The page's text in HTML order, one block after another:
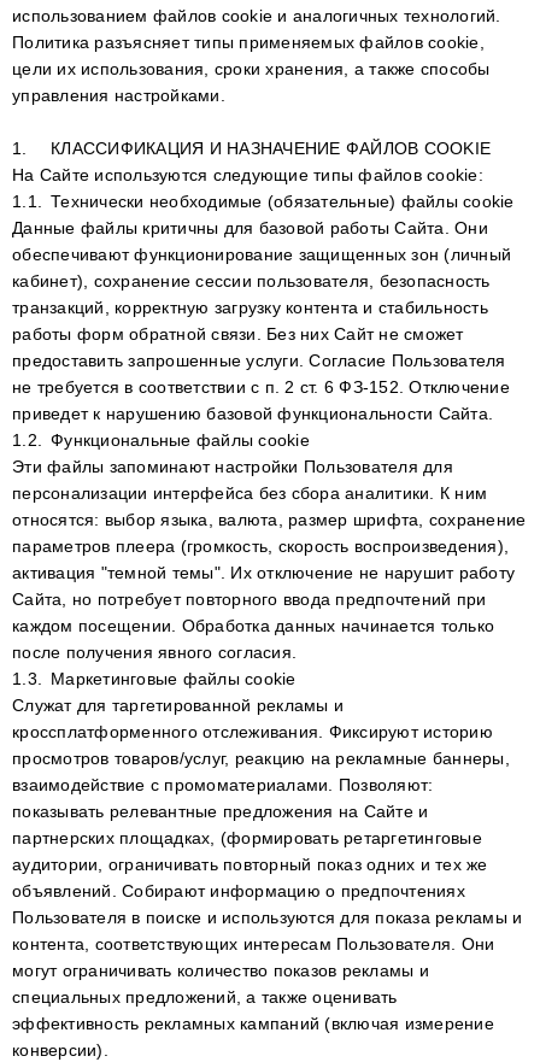
использованием файлов сookie и аналогичных технологий.
Политика разъясняет типы применяемых файлов сookie,
цели их использования, сроки хранения, а также способы
управления настройками.
1.
КЛАССИФИКАЦИЯ И НАЗНАЧЕНИЕ ФАЙЛОВ COOKIE
На Сайте используются следующие типы файлов сookie:
1.1.
Технически необходимые (обязательные) файлы cookie
Данные файлы критичны для базовой работы Сайта. Они
обеспечивают функционирование защищенных зон (личный
кабинет), сохранение сессии пользователя, безопасность
транзакций, корректную загрузку контента и стабильность
работы форм обратной связи. Без них Сайт не сможет
предоставить запрошенные услуги. Согласие Пользователя
не требуется в соответствии с п. 2 ст. 6 ФЗ-152. Отключение
приведет к нарушению базовой функциональности Сайта.
1.2.
Функциональные файлы cookie
Эти файлы запоминают настройки Пользователя для
персонализации интерфейса без сбора аналитики. К ним
относятся: выбор языка, валюта, размер шрифта, сохранение
параметров плеера (громкость, скорость воспроизведения),
активация "темной темы". Их отключение не нарушит работу
Сайта, но потребует повторного ввода предпочтений при
каждом посещении. Обработка данных начинается только
после получения явного согласия.
1.3.
Маркетинговые файлы cookie
Служат для таргетированной рекламы и
кроссплатформенного отслеживания. Фиксируют историю
просмотров товаров/услуг, реакцию на рекламные баннеры,
взаимодействие с промоматериалами. Позволяют:
показывать релевантные предложения на Сайте и
партнерских площадках, (формировать ретаргетинговые
аудитории, ограничивать повторный показ одних и тех же
объявлений. Собирают информацию о предпочтениях
Пользователя в поиске и используются для показа рекламы и
контента, соответствующих интересам Пользователя. Они
могут ограничивать количество показов рекламы и
специальных предложений, а также оценивать
эффективность рекламных кампаний (включая измерение
конверсии).